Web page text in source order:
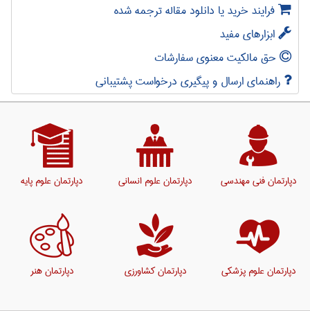
فرایند خرید یا دانلود مقاله ترجمه شده
ابزارهای مفید
حق مالکیت معنوی سفارشات
راهنمای ارسال و پیگیری درخواست پشتیبانی
دپارتمان فنی مهندسی دپارتمان علوم انسانی دپارتمان علوم پایه
دپارتمان علوم پزشکی دپارتمان کشاورزی دپارتمان هنر